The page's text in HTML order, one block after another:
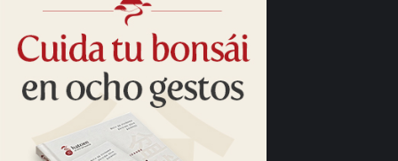
Dirección:
Cam. de las Caudalosas, s/n
28690 Brunete, Madrid
Cómo llegar>
10:00 a 13:30